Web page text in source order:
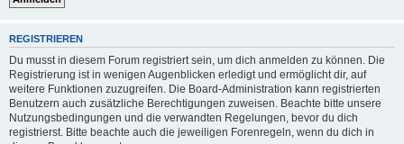
REGISTRIEREN
Du musst in diesem Forum registriert sein, um dich anmelden zu können. Die
Registrierung ist in wenigen Augenblicken erledigt und ermöglicht dir, auf
weitere Funktionen zuzugreifen. Die Board-Administration kann registrierten
Benutzern auch zusätzliche Berechtigungen zuweisen. Beachte bitte unsere
Nutzungsbedingungen und die verwandten Regelungen, bevor du dich
registrierst. Bitte beachte auch die jeweiligen Forenregeln, wenn du dich in